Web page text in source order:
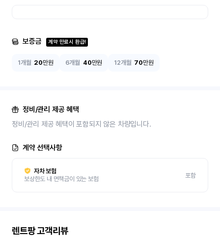
보증금 계약 만료시 환급!
1개월 20만원 6개월 40만원 12개월 70만원
정비/관리 제공 혜택
정비/관리 제공 혜택이 포함되지 않은 차량입니다.
계약 선택사항
자차 보험
보상한도 내 면책금이 있는 보험
포함
렌트팡고객리뷰